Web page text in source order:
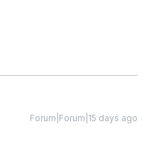
Forum|Forum|15 days ago